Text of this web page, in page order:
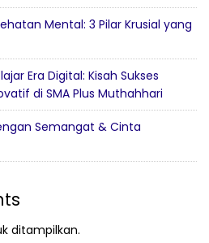
Mental: 3 Pilar Krusial yang
Era Digital: Kisah Sukses
di SMA Plus Muthahhari
Semangat & Cinta
ditampilkan.